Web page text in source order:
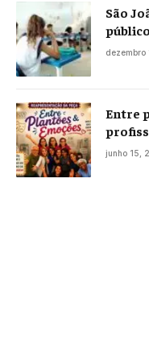
São
dezembro
Entre
junho 15,